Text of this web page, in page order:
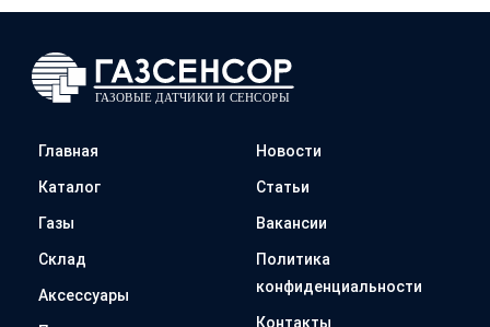
Главная
Каталог
Газы
Склад
Аксессуары
Новости
Статьи
Вакансии
Политика
конфиденциальности
Контакты